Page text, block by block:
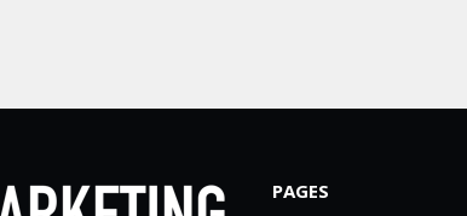
PAGES